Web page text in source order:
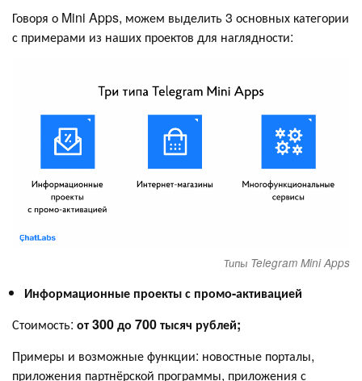
Говоря о Mini Apps, можем выделить 3 основных категории
с примерами из наших проектов для наглядности:
Типы Telegram Mini Apps
Информационные проекты с промо-активацией
Стоимость: от 300 до 700 тысяч рублей;
Примеры и возможные функции: новостные порталы,
приложения партнёрской программы, приложения с